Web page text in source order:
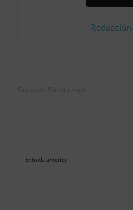
Redacción
Etiquetas: Sin etiquetas
Entrada anterior